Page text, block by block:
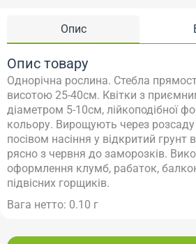
Опис
Опис товару
Однорічна рослина. Стебла
висотою 25-40см. Квітки з
діаметром 5-10см, лійкоподібної
кольору. Вирощують через розсаду
посівом насіння у відкритий грунт
рясно з червня до заморозків.
оформлення клумб, рабаток,
підвісних горщиків.
Вага нетто: 0.10 г